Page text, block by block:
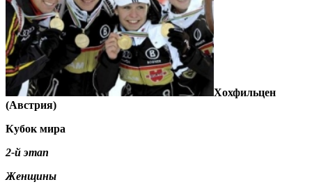
Хохфильцен
(Австрия)
Кубок мира
2-й этап
Женщины